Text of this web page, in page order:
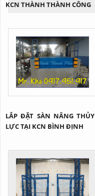
KCN THÀNH THÀNH CÔNG
LẮP ĐẶT SÀN NÂNG THỦY
LỰC TẠI KCN BÌNH ĐỊNH